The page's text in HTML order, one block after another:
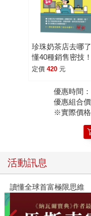
珍珠奶茶店去哪
懂40種銷售密技
無名小店變成排隊
定價 420 元
優惠時間
優惠組合價
※實際價
活動訊息
讀懂全球首富極限思維